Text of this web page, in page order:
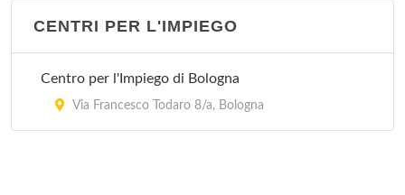
via Cipriani 25, Bologna
CENTRI PER L'IMPIEGO
Centro per l'Impiego di Bologna
Via Francesco Todaro 8/a, Bologna